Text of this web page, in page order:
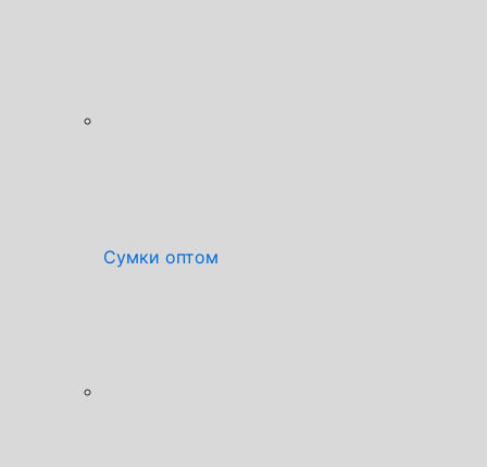
Сумки оптом